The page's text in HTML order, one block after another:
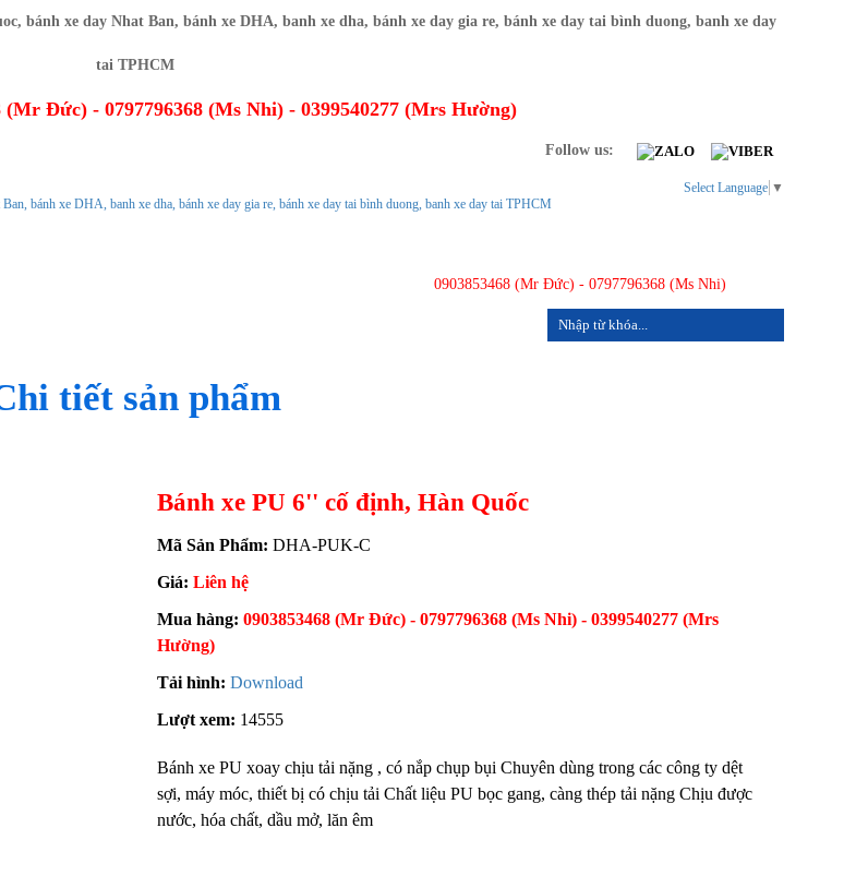
(Mr Đức) - 0797796368 (Ms Nhi) - 0399540277 (Mrs Hường)
Follow us:
0903853468 (Mr Đức) - 0797796368 (Ms Nhi)
Select Language ▼
tiết sản phẩm
Bánh xe PU 6'' cố định, Hàn Quốc
Mã Sản Phẩm: DHA-PUK-C
Giá: Liên hệ
Mua hàng: 0903853468 (Mr Đức) - 0797796368 (Ms Nhi) - 0399540277 (Mrs
Hường)
Tải hình: Download
Lượt xem: 14555
Bánh xe PU xoay chịu tải nặng , có nắp chụp bụi Chuyên dùng trong các công ty dệt
sợi, máy móc, thiết bị có chịu tải Chất liệu PU bọc gang, càng thép tải nặng Chịu được
nước, hóa chất, dầu mở, lăn êm